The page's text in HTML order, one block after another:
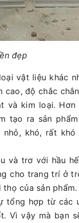
đẹp
vật liệu khác
cao, độ chắc
và kim loại. Hơn
tạo ra sản
khó, rất khó
và trơ với hầu
cho trang trí ở
của sản phẩm.
tổng hợp từ các
Vì vậy mà bạn